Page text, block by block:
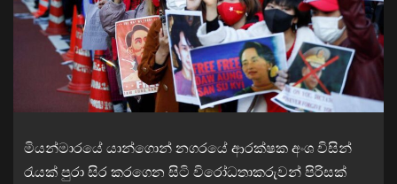
මියන්මාරයේ යාන්ගොන් නගරයේ ආරක්ෂක අංශ විසින්
රැයක් පුරා සිර කරගෙන සිටි විරෝධතාකරුවන් පිරිසක්